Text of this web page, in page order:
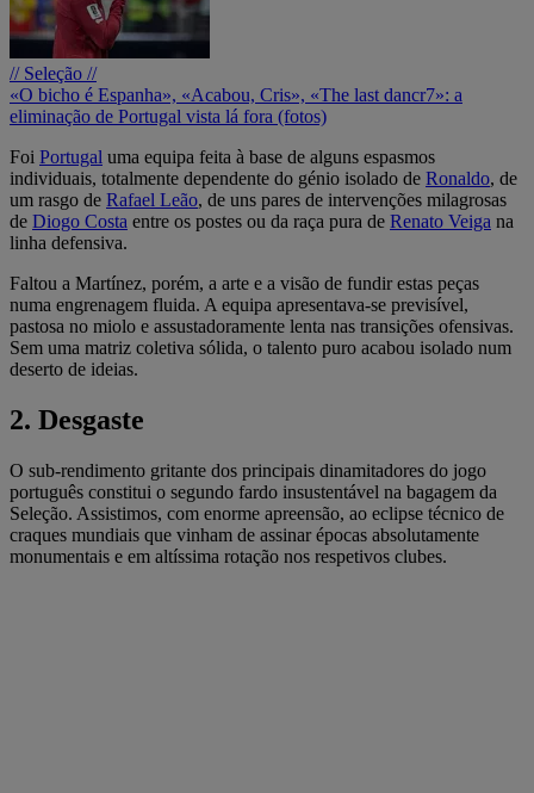
// Seleção //
«O bicho é Espanha», «Acabou, Cris», «The last dancr7»: a
eliminação de Portugal vista lá fora (fotos)
Foi Portugal uma equipa feita à base de alguns espasmos
individuais, totalmente dependente do génio isolado de Ronaldo, de
um rasgo de Rafael Leão, de uns pares de intervenções milagrosas
de Diogo Costa entre os postes ou da raça pura de Renato Veiga na
linha defensiva.
Faltou a Martínez, porém, a arte e a visão de fundir estas peças
numa engrenagem fluida. A equipa apresentava-se previsível,
pastosa no miolo e assustadoramente lenta nas transições ofensivas.
Sem uma matriz coletiva sólida, o talento puro acabou isolado num
deserto de ideias.
2. Desgaste
O sub-rendimento gritante dos principais dinamitadores do jogo
português constitui o segundo fardo insustentável na bagagem da
Seleção. Assistimos, com enorme apreensão, ao eclipse técnico de
craques mundiais que vinham de assinar épocas absolutamente
monumentais e em altíssima rotação nos respetivos clubes.